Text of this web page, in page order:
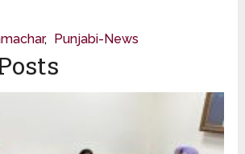
, Punjabi-News